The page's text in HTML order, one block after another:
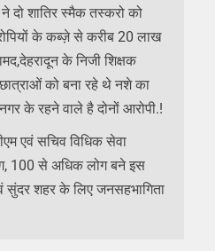
दो शातिर स्मैक तस्करो को
के कब्ज़े से करीब 20 लाख
के निजी शिक्षक
को बना रहे थे नशे का
के रहने वाले है दोनों आरोपी.!
एवं सचिव विधिक सेवा
100 से अधिक लोग बने इस
सुंदर शहर के लिए जनसहभागिता